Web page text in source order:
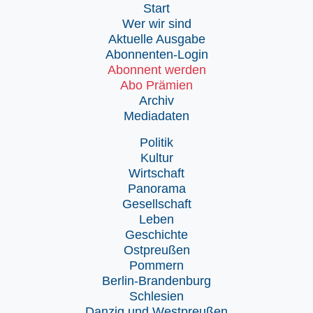
Start
Wer wir sind
Aktuelle Ausgabe
Abonnenten-Login
Abonnent werden
Abo Prämien
Archiv
Mediadaten
Politik
Kultur
Wirtschaft
Panorama
Gesellschaft
Leben
Geschichte
Ostpreußen
Pommern
Berlin-Brandenburg
Schlesien